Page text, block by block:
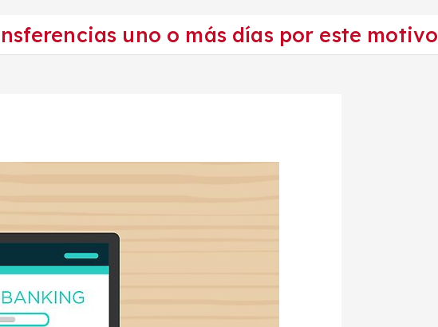
uno o más días por este motivo